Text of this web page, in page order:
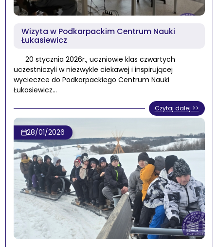
Wizyta w Podkarpackim Centrum Nauki
Łukasiewicz
20 stycznia 2026r., uczniowie klas czwartych
uczestniczyli w niezwykle ciekawej i inspirującej
wycieczce do Podkarpackiego Centrum Nauki
Łukasiewicz…
Czytaj dalej >>
28/01/2026